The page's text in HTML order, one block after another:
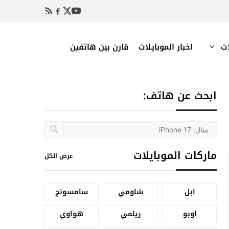
اخبار الموبايلات قارن بين هاتفين
ابحث عن هاتف:
ماركات الموبايلات عرض الكل
ابل شاومي
سامسونج
اوبو
ريلمي
هواوي